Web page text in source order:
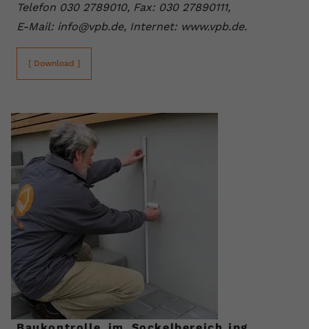
Telefon 030 2789010, Fax: 030 27890111,
E-Mail: info@vpb.de, Internet: www.vpb.de.
[ Download ]